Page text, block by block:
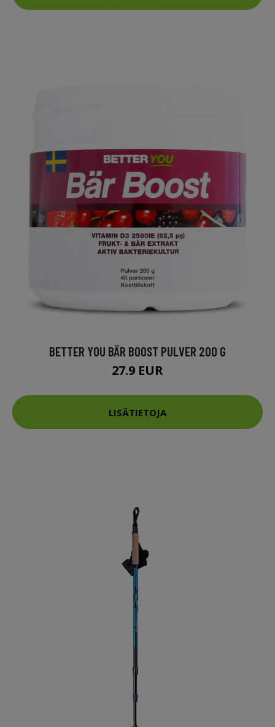
BETTER YOU BÄR BOOST PULVER 200 G
27.9 EUR
LISÄTIETOJA